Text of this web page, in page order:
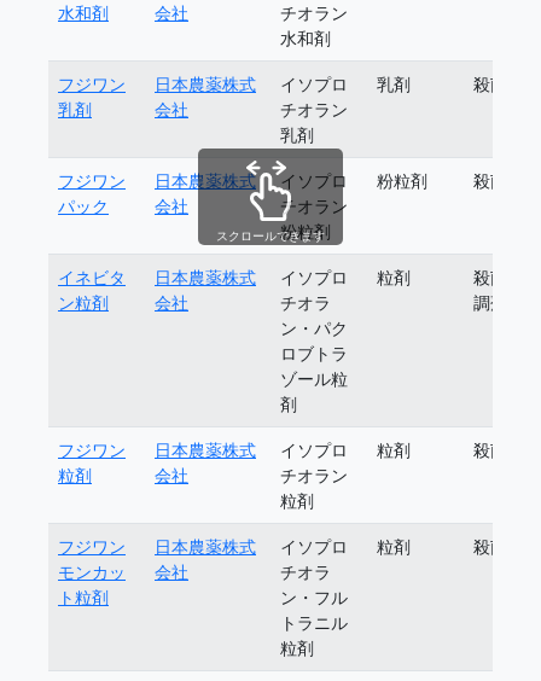
水和剤
会社
チオラン
水和剤
フジワン
乳剤
日本農薬株式
会社
イソプロ
チオラン
乳剤
乳剤 殺菌剤
フジワン
パック
日本農薬株式
会社
イソプロ
チオラン
粉粒剤
粉粒剤 殺菌剤
イネビタ
ン粒剤
日本農薬株式
会社
イソプロ
チオラ
ン・パク
ロブトラ
ゾール粒
剤
粒剤
殺菌植
調剤
フジワン
粒剤
日本農薬株式
会社
イソプロ
チオラン
粒剤
粒剤 殺菌剤
フジワン
モンカッ
ト粒剤
日本農薬株式
会社
イソプロ
チオラ
ン・フル
トラニル
粒剤
粒剤 殺菌剤
スクロールできます